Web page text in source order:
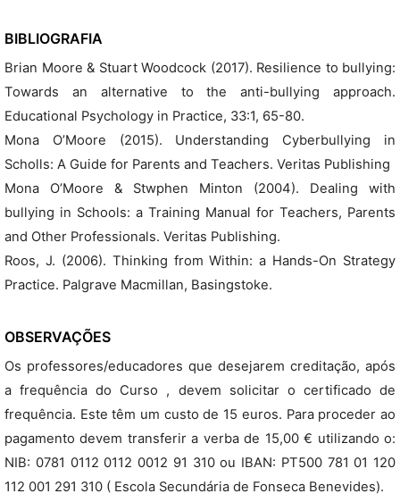
BIBLIOGRAFIA
Brian Moore & Stuart Woodcock (2017). Resilience to bullying:
Towards an alternative to the anti-bullying approach.
Educational Psychology in Practice, 33:1, 65-80.
Mona O’Moore (2015). Understanding Cyberbullying in
Scholls: A Guide for Parents and Teachers. Veritas Publishing
Mona O’Moore & Stwphen Minton (2004). Dealing with
bullying in Schools: a Training Manual for Teachers, Parents
and Other Professionals. Veritas Publishing.
Roos, J. (2006). Thinking from Within: a Hands-On Strategy
Practice. Palgrave Macmillan, Basingstoke.
OBSERVAÇÕES
Os professores/educadores que desejarem creditação, após
a frequência do Curso , devem solicitar o certificado de
frequência. Este têm um custo de 15 euros. Para proceder ao
pagamento devem transferir a verba de 15,00 € utilizando o:
NIB: 0781 0112 0112 0012 91 310 ou IBAN: PT500 781 01 120
112 001 291 310 ( Escola Secundária de Fonseca Benevides).